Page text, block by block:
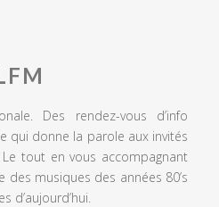
Des rendez-vous d’info
qui donne la parole aux invités
tout en vous accompagnant
musiques des années 80’s
d’aujourd’hui.